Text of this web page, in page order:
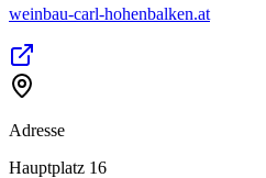
weinbau-carl-hohenbalken.at
Adresse
Hauptplatz 16